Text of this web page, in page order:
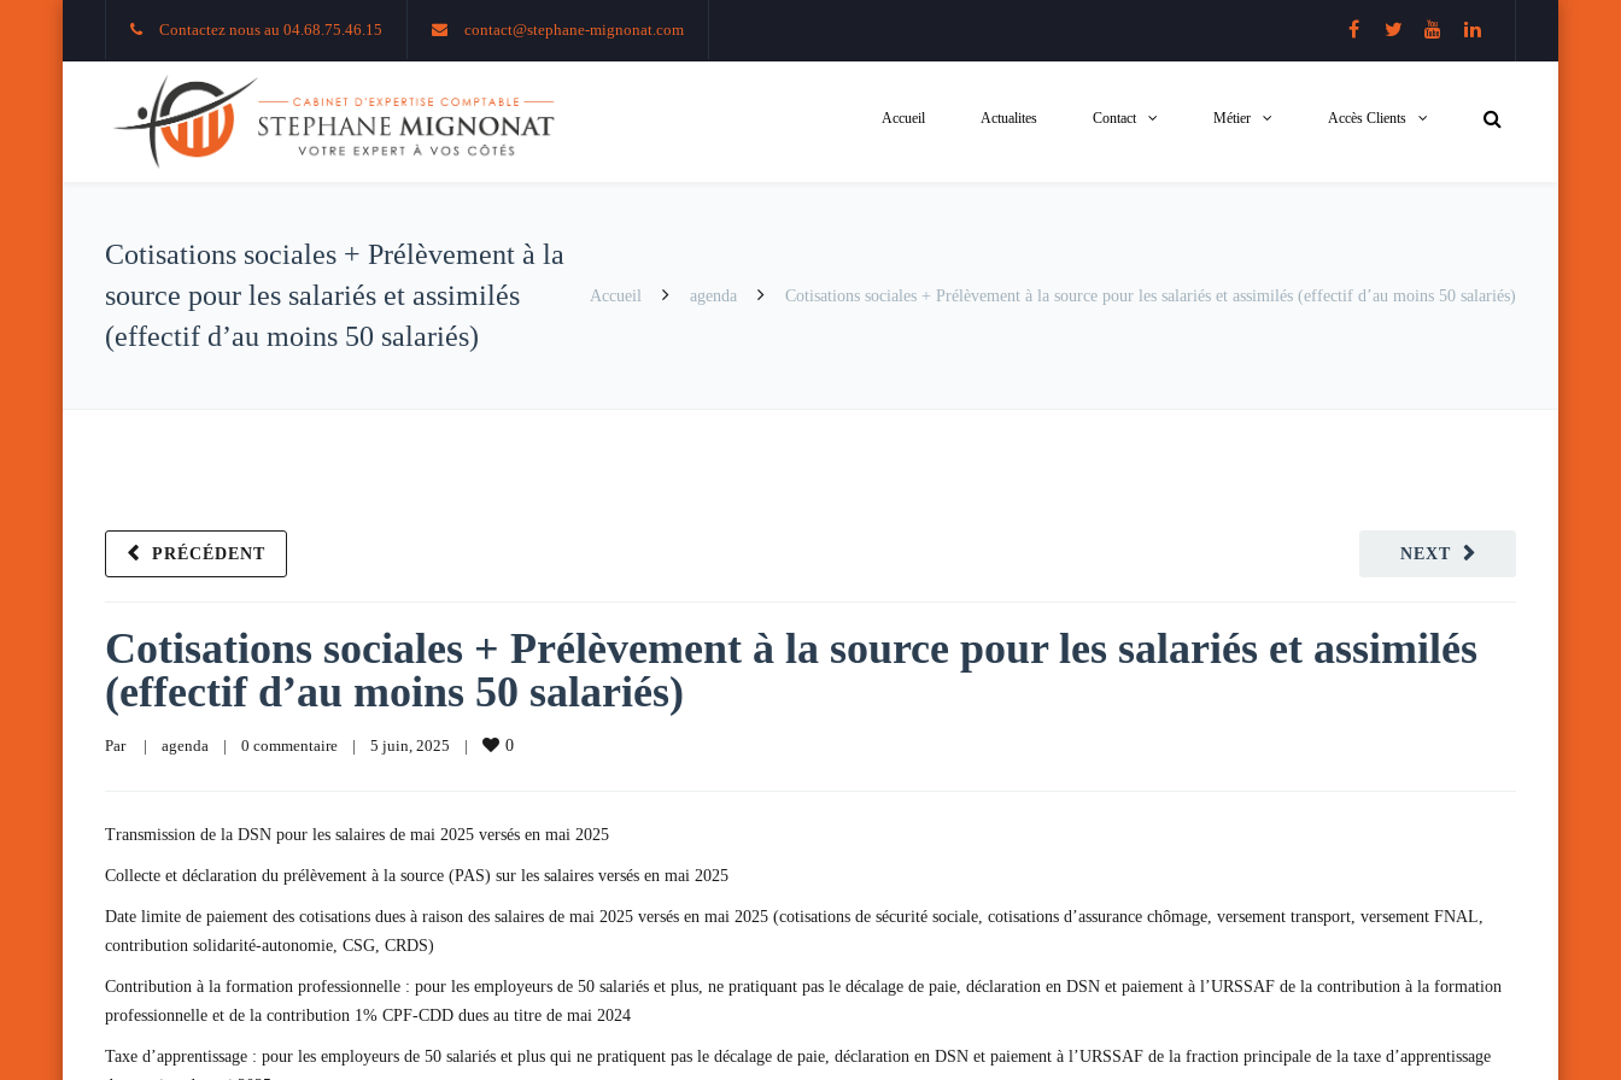
Contactez nous au 04.68.75.46.15 contact@stephane-mignonat.com
Accueil Actualites Contact Métier Accès Clients
Cotisations sociales + Prélèvement à la
source pour les salariés et assimilés
(effectif d’au moins 50 salariés)
Accueil agenda Cotisations sociales + Prélèvement à la source pour les salariés et assimilés (effectif d’au moins 50 salariés)
NEXT
PRÉCÉDENT
Cotisations sociales + Prélèvement à la source pour les salariés et assimilés
(effectif d’au moins 50 salariés)
Par | agenda | 0 commentaire | 5 juin, 2025 | 0
Transmission de la DSN pour les salaires de mai 2025 versés en mai 2025
Collecte et déclaration du prélèvement à la source (PAS) sur les salaires versés en mai 2025
Date limite de paiement des cotisations dues à raison des salaires de mai 2025 versés en mai 2025 (cotisations de sécurité sociale, cotisations d’assurance chômage, versement transport, versement FNAL,
contribution solidarité-autonomie, CSG, CRDS)
Contribution à la formation professionnelle : pour les employeurs de 50 salariés et plus, ne pratiquant pas le décalage de paie, déclaration en DSN et paiement à l’URSSAF de la contribution à la formation
professionnelle et de la contribution 1% CPF-CDD dues au titre de mai 2024
Taxe d’apprentissage : pour les employeurs de 50 salariés et plus qui ne pratiquent pas le décalage de paie, déclaration en DSN et paiement à l’URSSAF de la fraction principale de la taxe d’apprentissage